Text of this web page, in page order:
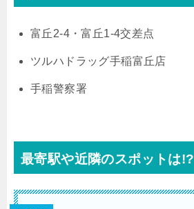
富丘2-4・富丘1-4交差点
ツルハドラッグ手稲富丘店
手稲警察署
最寄駅や近隣のスポットは!?